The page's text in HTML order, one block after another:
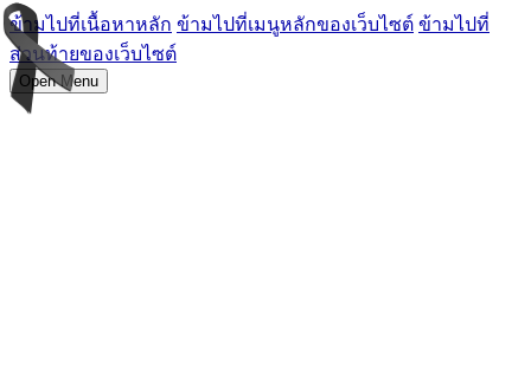
ข้ามไปที่เนื้อหาหลัก ข้ามไปที่เมนูหลักของเว็บไซต์ ข้ามไปที่
ส่วนท้ายของเว็บไซต์
Open Menu